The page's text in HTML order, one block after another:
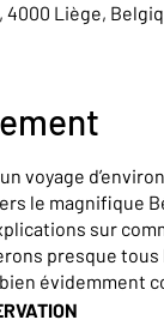
4000 Liège,
voyage
le magnifique
sur
presque
évidemment